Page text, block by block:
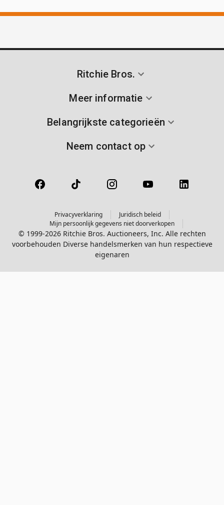
Ritchie Bros.
Meer informatie
Belangrijkste categorieën
Neem contact op
Privacyverklaring
Juridisch beleid
Mijn persoonlijk gegevens niet doorverkopen
© 1999-2026 Ritchie Bros. Auctioneers, Inc. Alle rechten
voorbehouden Diverse handelsmerken van hun respectieve
eigenaren